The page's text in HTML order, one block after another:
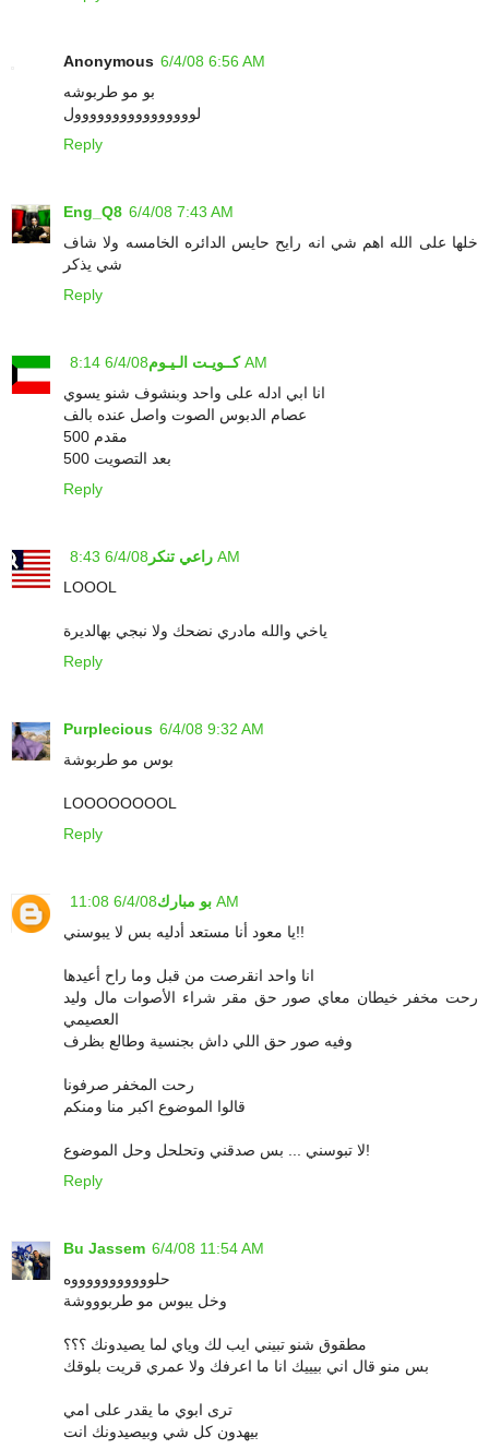
Anonymous 6/4/08 6:56 AM
بو مو طربوشه
لوووووووووووووووول
Reply
Eng_Q8 6/4/08 7:43 AM
خلها على الله اهم شي انه رايح حايس الدائره الخامسه ولا شاف
شي يذكر
Reply
كــويـت الـيـوم6/4/08 8:14 AM
انا ابي ادله على واحد وبنشوف شنو يسوي
عصام الدبوس الصوت واصل عنده بالف
500 مقدم
500 بعد التصويت
Reply
راعي تنكر 6/4/08 8:43 AM
LOOOL
ياخي والله مادري نضحك ولا نبجي بهالديرة
Reply
Purplecious 6/4/08 9:32 AM
بوس مو طربوشة
LOOOOOOOOL
Reply
بو مبارك 6/4/08 11:08 AM
يا معود أنا مستعد أدليه بس لا يبوسني!!
انا واحد انقرصت من قبل وما راح أعيدها
رحت مخفر خيطان معاي صور حق مقر شراء الأصوات مال وليد
العصيمي
وفيه صور حق اللي داش بجنسية وطالع بظرف
رحت المخفر صرفونا
قالوا الموضوع اكبر منا ومنكم
لا تبوسني ... بس صدقني وتحلحل وحل الموضوع!
Reply
Bu Jassem 6/4/08 11:54 AM
حلوووووووووووه
وخل يبوس مو طربوووشة
مطقوق شنو تبيني ايب لك وياي لما يصيدونك ؟؟؟
بس منو قال اني بيييك انا ما اعرفك ولا عمري قريت بلوقك
ترى ابوي ما يقدر على امي
بيهدون كل شي وبيصيدونك انت